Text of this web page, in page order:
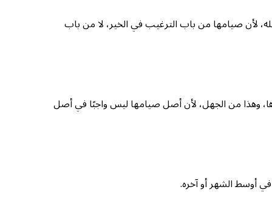
لأن صيامها من باب الترغيب في الخير، لا من باب
وهذا من الجهل، لأن أصل صيامها ليس واجبًا في أصل
أوسط الشهر أو آخره.